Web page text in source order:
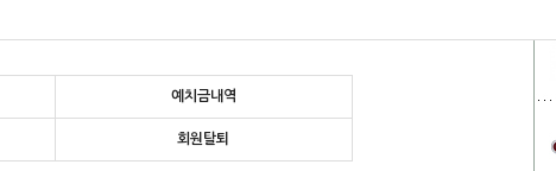
예치금내역
회원탈퇴